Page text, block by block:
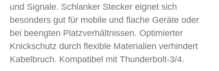
und Signale. Schlanker Stecker eignet sich
besonders gut für mobile und flache Geräte oder
bei beengten Platzverhältnissen. Optimierter
Knickschutz durch flexible Materialien verhindert
Kabelbruch. Kompatibel mit Thunderbolt-3/4.